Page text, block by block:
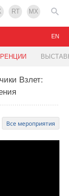
RT MX
EN
Взлет:
Все мероприятия